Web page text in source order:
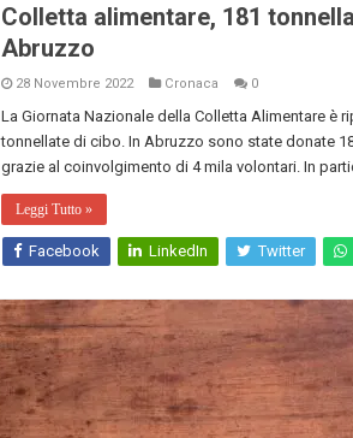
Colletta alimentare, 181
Abruzzo
28 Novembre 2022 Cronaca 0
La Giornata Nazionale della Colletta Alimentare è
tonnellate di cibo. In Abruzzo sono state donate
grazie al coinvolgimento di 4 mila volontari. In
Leggi Tutto »
Facebook LinkedIn Twitter